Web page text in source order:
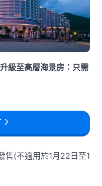
級至高層海景房：只需
售(不適用於1月22日至1